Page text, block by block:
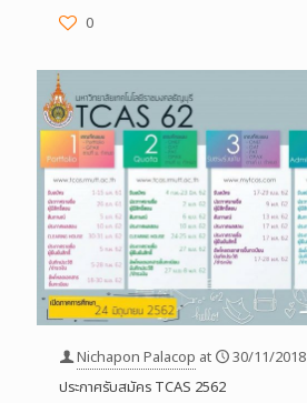
0
Nichapon Palacop at
30/11/2018
ประกาศรับสมัคร TCAS 2562